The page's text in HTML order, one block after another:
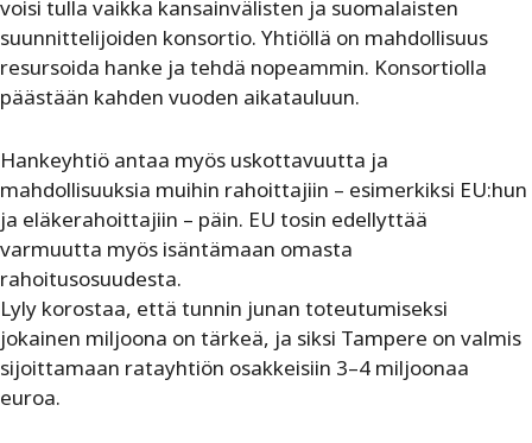
voisi tulla vaikka kansainvälisten ja suomalaisten
suunnittelijoiden konsortio. Yhtiöllä on mahdollisuus
resursoida hanke ja tehdä nopeammin. Konsortiolla
päästään kahden vuoden aikatauluun.
Hankeyhtiö antaa myös uskottavuutta ja
mahdollisuuksia muihin rahoittajiin – esimerkiksi EU:hun
ja eläkerahoittajiin – päin. EU tosin edellyttää
varmuutta myös isäntämaan omasta
rahoitusosuudesta.
Lyly korostaa, että tunnin junan toteutumiseksi
jokainen miljoona on tärkeä, ja siksi Tampere on valmis
sijoittamaan ratayhtiön osakkeisiin 3–4 miljoonaa
euroa.